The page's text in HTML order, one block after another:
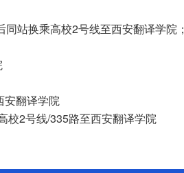
站换乘高校2号线至西安翻译学院
安翻译学院
校2号线/335路至西安翻译学院